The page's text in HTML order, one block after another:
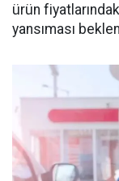
ürün
yansıması